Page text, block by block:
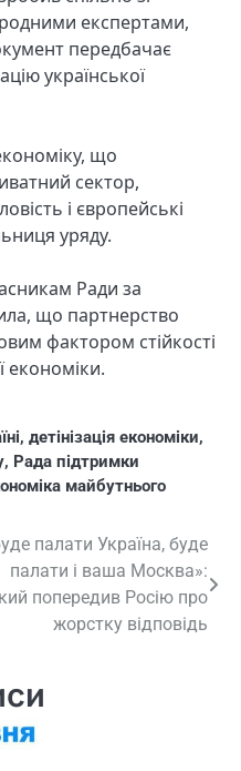
експертами,
передбачає
української
що
сектор,
і європейські
уряду.
Ради за
що партнерство
фактором стійкості
економіки.
, детінізація економіки,
, Рада підтримки
майбутнього
палати Україна, буде
палати і ваша Москва»:
попередив Росію про
жорстку відповідь